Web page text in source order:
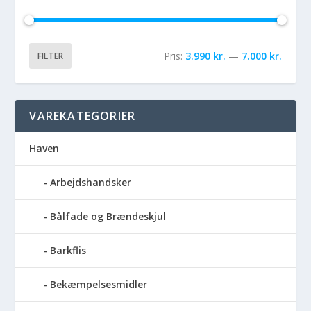
FILTER Pris: 3.990 kr. — 7.000 kr.
VAREKATEGORIER
Haven
Arbejdshandsker
Bålfade og Brændeskjul
Barkflis
Bekæmpelsesmidler